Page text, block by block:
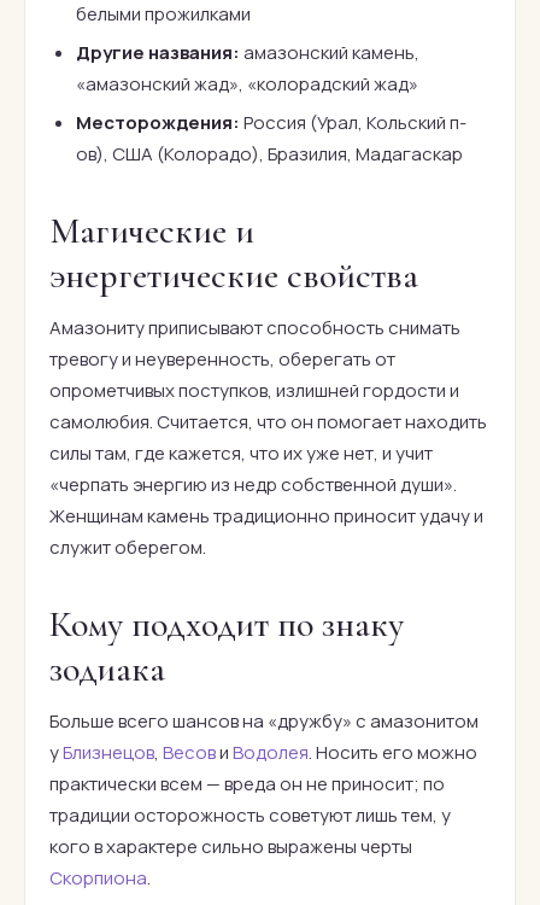
белыми прожилками
Другие названия: амазонский камень,
«амазонский жад», «колорадский жад»
Месторождения: Россия (Урал, Кольский п-
ов), США (Колорадо), Бразилия, Мадагаскар
Магические и
энергетические свойства
Амазониту приписывают способность снимать
тревогу и неуверенность, оберегать от
опрометчивых поступков, излишней гордости и
самолюбия. Считается, что он помогает находить
силы там, где кажется, что их уже нет, и учит
«черпать энергию из недр собственной души».
Женщинам камень традиционно приносит удачу и
служит оберегом.
Кому подходит по знаку
зодиака
Больше всего шансов на «дружбу» с амазонитом
уБлизнецов, ВесовиВодолея. Носить его можно
практически всем — вреда он не приносит; по
традиции осторожность советуют лишь тем, у
кого в характере сильно выражены черты
Скорпиона.